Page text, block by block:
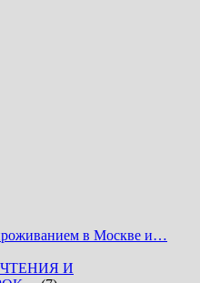
в Москве и…
И